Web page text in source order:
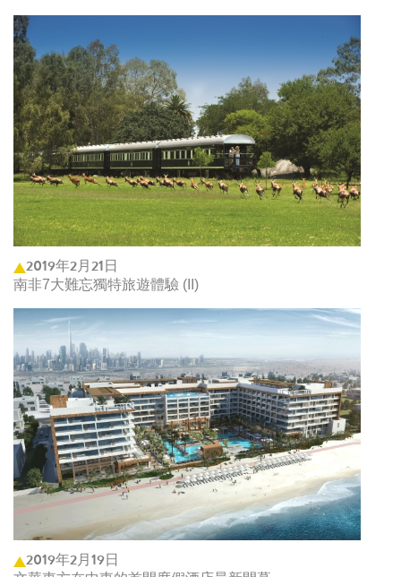
2019年2月21日
南非7大難忘獨特旅遊體驗 (II)
2019年2月19日